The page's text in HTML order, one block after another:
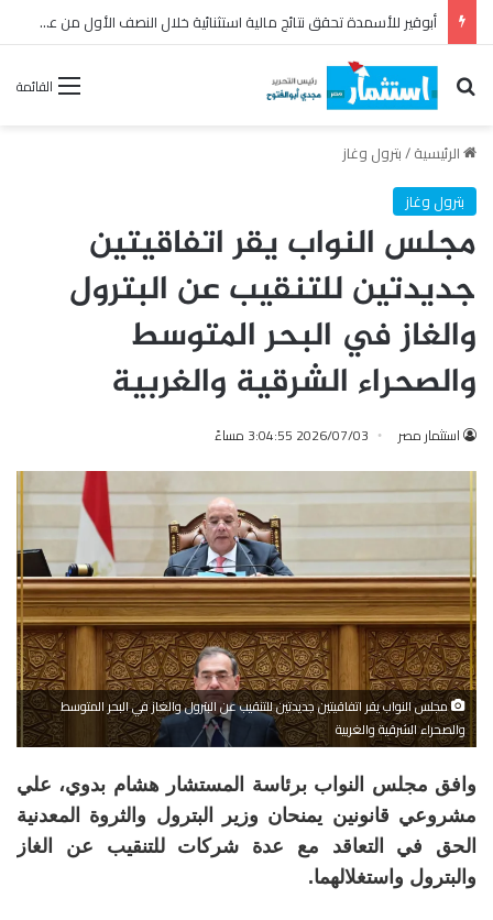
أبوقير للأسمدة تحقق نتائج مالية استثنائية خلال النصف الأول من عام 2026
القائمة بحث عن
الرئيسية/بترول وغاز
بترول وغاز
مجلس النواب يقر اتفاقيتين
جديدتين للتنقيب عن البترول
والغاز في البحر المتوسط
والصحراء الشرقية والغربية
استثمار مصر 2026/07/03 3:04:55 مساءً
مجلس النواب يقر اتفاقيتين جديدتين للتنقيب عن البترول والغاز في البحر المتوسط
والصحراء الشرقية والغربية
وافق مجلس النواب برئاسة المستشار هشام بدوي، علي
مشروعي قانونين يمنحان وزير البترول والثروة المعدنية
الحق في التعاقد مع عدة شركات للتنقيب عن الغاز
والبترول واستغلالهما.